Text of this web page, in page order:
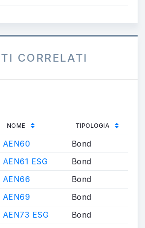
CORRELATI
NOME TIPOLOGIA
AEN60
Bond
AEN61 ESG
Bond
AEN66
Bond
AEN69
Bond
AEN73 ESG
Bond